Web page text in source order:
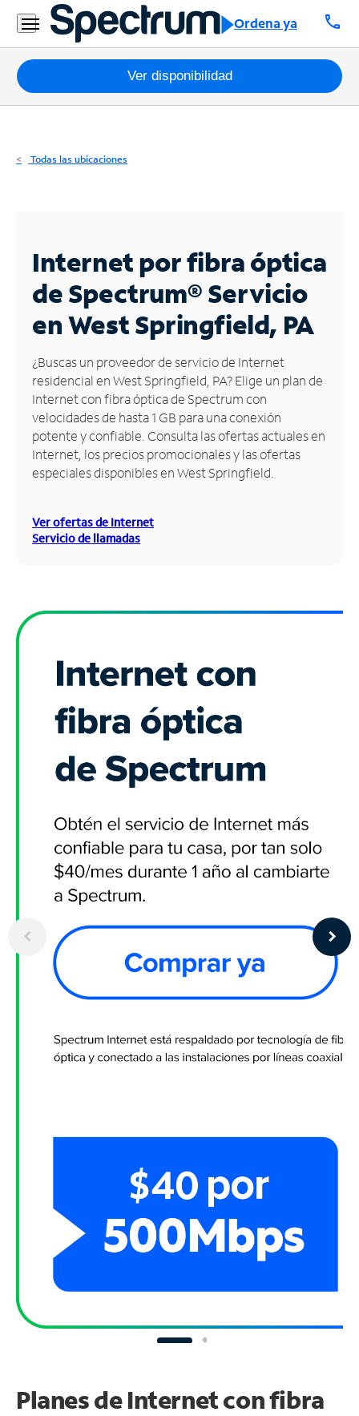
Ordena ya call
Residencial
Business
Paquetes
Internet
Business
Contáctanos
Inglés
Administrar
cuenta
Encuentra
una
tienda
Ver disponibilidad
Todas las ubicaciones
Internet por fibra óptica
de Spectrum®Servicio
en West Springfield, PA
¿Buscas un proveedor de servicio de Internet
residencial en West Springfield, PA? Elige un plan de
Internet con fibra óptica de Spectrum con
velocidades de hasta 1 GB para una conexión
potente y confiable. Consulta las ofertas actuales en
Internet, los precios promocionales y las ofertas
especiales disponibles en West Springfield.
Ver ofertas de Internet
Servicio de llamadas
Planes de Internet con fibra